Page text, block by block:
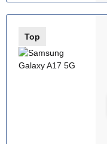
Top